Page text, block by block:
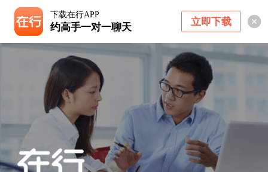
下载在行APP
约高手一对一聊天 立即下载